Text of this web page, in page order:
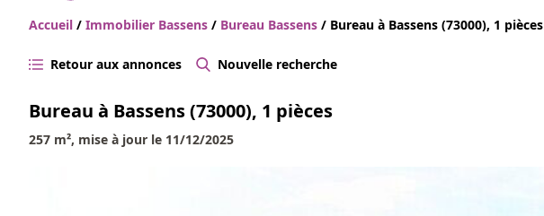
Accueil / Immobilier Bassens / Bureau Bassens / Bureau à Bassens (73000), 1 pièces
Retour aux annonces Nouvelle recherche
Bureau à Bassens (73000), 1 pièces
257 m², mise à jour le 11/12/2025